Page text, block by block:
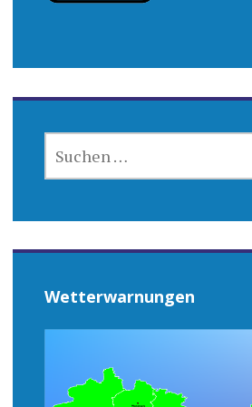
NACH:
Wetterwarnungen